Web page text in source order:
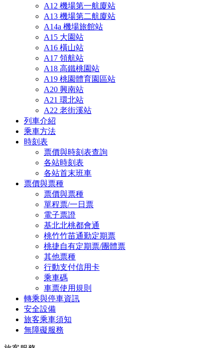
A12 機場第一航廈站
A13 機場第二航廈站
A14a 機場旅館站
A15 大園站
A16 橫山站
A17 領航站
A18 高鐵桃園站
A19 桃園體育園區站
A20 興南站
A21 環北站
A22 老街溪站
列車介紹
乘車方法
時刻表
票價與時刻表查詢
各站時刻表
各站首末班車
票價與票種
票價與票種
單程票/一日票
電子票證
基北北桃都會通
桃竹竹苗通勤定期票
桃捷自有定期票/團體票
其他票種
行動支付信用卡
乘車碼
車票使用規則
轉乘與停車資訊
安全設備
旅客乘車須知
無障礙服務